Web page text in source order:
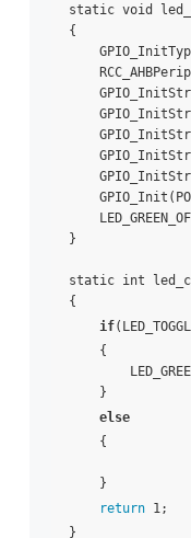
static void
{
}
static int
{
if
{
}
else
{
}
return 1;
}